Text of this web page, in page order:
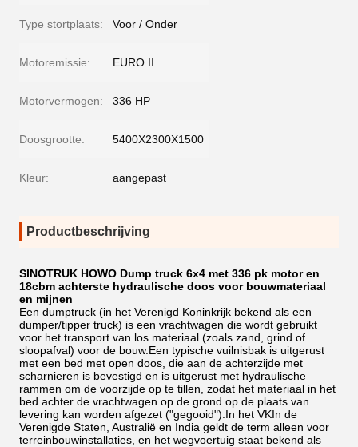
Type stortplaats: Voor / Onder
Motoremissie: EURO II
Motorvermogen: 336 HP
Doosgrootte: 5400X2300X1500
Kleur: aangepast
Productbeschrijving
SINOTRUK HOWO Dump truck 6x4 met 336 pk motor en
18cbm achterste hydraulische doos voor bouwmateriaal
en mijnen
Een dumptruck (in het Verenigd Koninkrijk bekend als een
dumper/tipper truck) is een vrachtwagen die wordt gebruikt
voor het transport van los materiaal (zoals zand, grind of
sloopafval) voor de bouw.Een typische vuilnisbak is uitgerust
met een bed met open doos, die aan de achterzijde met
scharnieren is bevestigd en is uitgerust met hydraulische
rammen om de voorzijde op te tillen, zodat het materiaal in het
bed achter de vrachtwagen op de grond op de plaats van
levering kan worden afgezet ("gegooid").In het VKIn de
Verenigde Staten, Australië en India geldt de term alleen voor
terreinbouwinstallaties, en het wegvoertuig staat bekend als